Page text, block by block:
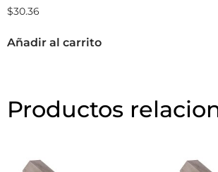
$30.36
Añadir al carrito
Productos